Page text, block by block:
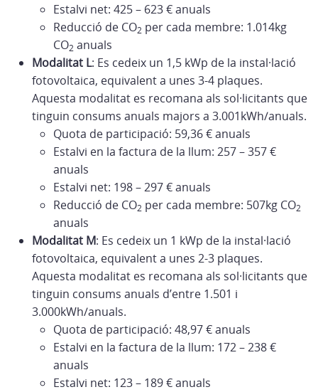
Estalvi net: 425 – 623 € anuals
Reducció de CO2 per cada membre: 1.014kg
CO2 anuals
Modalitat L: Es cedeix un 1,5 kWp de la instal·lació
fotovoltaica, equivalent a unes 3-4 plaques.
Aquesta modalitat es recomana als sol·licitants que
tinguin consums anuals majors a 3.001kWh/anuals.
Quota de participació: 59,36 € anuals
Estalvi en la factura de la llum: 257 – 357 €
anuals
Estalvi net: 198 – 297 € anuals
Reducció de CO2 per cada membre: 507kg CO2
anuals
Modalitat M: Es cedeix un 1 kWp de la instal·lació
fotovoltaica, equivalent a unes 2-3 plaques.
Aquesta modalitat es recomana als sol·licitants que
tinguin consums anuals d’entre 1.501 i
3.000kWh/anuals.
Quota de participació: 48,97 € anuals
Estalvi en la factura de la llum: 172 – 238 €
anuals
Estalvi net: 123 – 189 € anuals